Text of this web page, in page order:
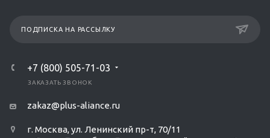
ПОДПИСКА НА РАССЫЛКУ
+7 (800) 505-71-03
ЗАКАЗАТЬ ЗВОНОК
zakaz@plus-aliance.ru
г. Москва, ул. Ленинский пр-т, 70/11